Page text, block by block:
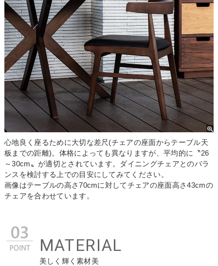
お買い物を続ける カートへ進む
心地良く座るために大切な差尺(チェアの座面からテーブル天
板までの距離)。体格によっても異なりますが、平均的に〝26
～30cm〟が適切とされています。ダイニングチェアとのバラ
ンスを検討する上での目安にしてみてください。
画像はテーブルの高さ70cmに対してチェアの座面高さ43cmの
チェアを合わせています。
MATERIAL
美しく輝く素材美